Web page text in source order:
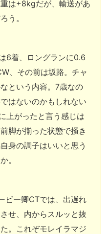
は+8kgだが、輸送があ
う。
6着、ロングランに0.6
、その前は坂路。チャ
という内容。7歳なの
はないのかもしれない
上がったと言う感じは
脚が揃った状態で掻き
身の調子はいいと思う
。
ビー卿CTでは、出遅れ
せ、内からスルッと抜
。これぞモレイラマジ